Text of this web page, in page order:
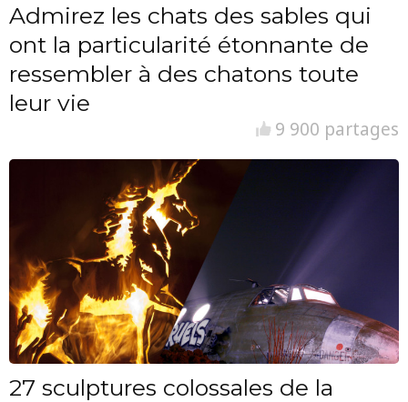
Admirez les chats des sables qui
ont la particularité étonnante de
ressembler à des chatons toute
leur vie
9 900 partages
27 sculptures colossales de la